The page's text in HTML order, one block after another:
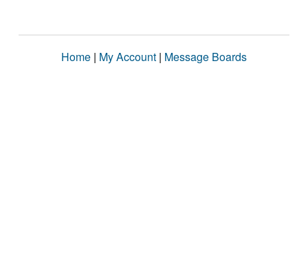
Home | My Account | Message Boards